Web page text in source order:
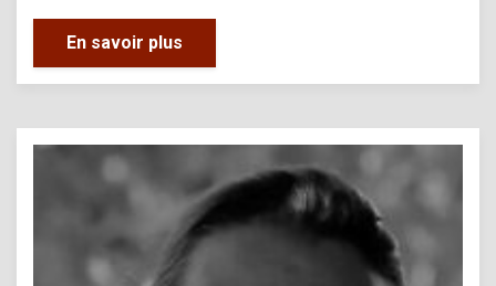
En savoir plus